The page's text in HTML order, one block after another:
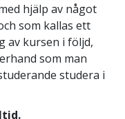
hjälp av något
som kallas ett
av kursen i följd,
som man
studera i